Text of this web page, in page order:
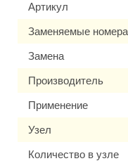
Артикул
Заменяемые номера
Замена
Производитель
Применение
Узел
Количество в узле